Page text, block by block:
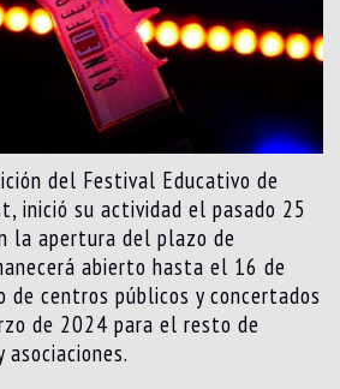
del Festival Educativo de
inició su actividad el pasado 25
la apertura del plazo de
abierto hasta el 16 de
de centros públicos y concertados
de 2024 para el resto de